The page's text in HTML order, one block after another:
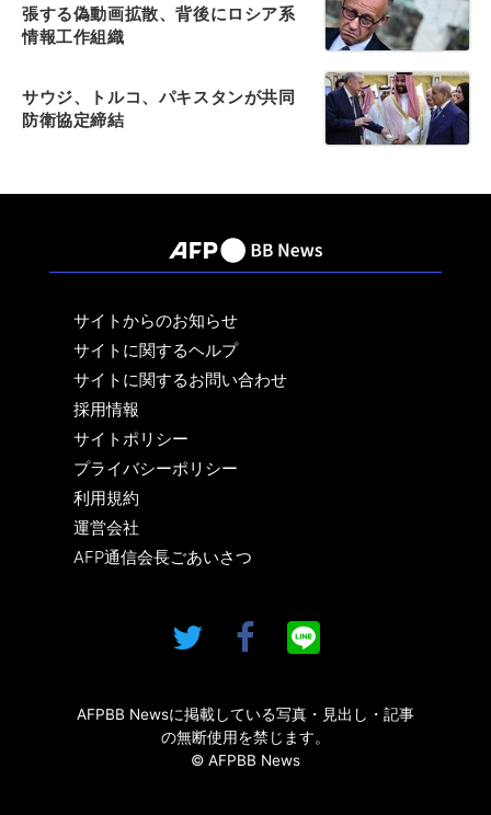
張する偽動画拡散、背後にロシア系
情報工作組織
サウジ、トルコ、パキスタンが共同
防衛協定締結
サイトからのお知らせ
サイトに関するヘルプ
サイトに関するお問い合わせ
採用情報
サイトポリシー
プライバシーポリシー
利用規約
運営会社
AFP通信会長ごあいさつ
AFPBB Newsに掲載している写真・見出し・記事
の無断使用を禁じます。
© AFPBB News